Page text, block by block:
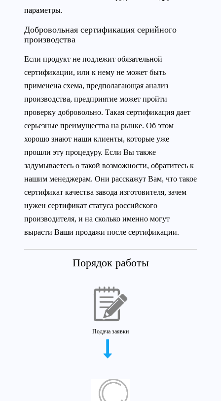
параметры.
Добровольная сертификация серийного
производства
Если продукт не подлежит обязательной
сертификации, или к нему не может быть
применена схема, предполагающая анализ
производства, предприятие может пройти
проверку добровольно. Такая сертификация дает
серьезные преимущества на рынке. Об этом
хорошо знают наши клиенты, которые уже
прошли эту процедуру. Если Вы также
задумываетесь о такой возможности, обратитесь к
нашим менеджерам. Они расскажут Вам, что такое
сертификат качества завода изготовителя, зачем
нужен сертификат статуса российского
производителя, и на сколько именно могут
вырасти Ваши продажи после сертификации.
Порядок работы
Подача заявки